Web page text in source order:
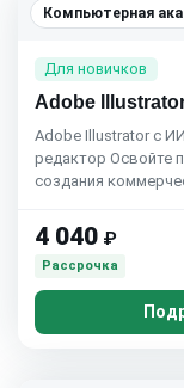
Компьютерная
Для новичков
Adobe
Adobe Illustrator с
редактор Освойте
создания
4 040 ₽
Рассрочка